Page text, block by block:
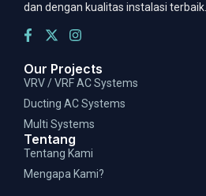
dan dengan kualitas instalasi terbaik.
Our Projects
VRV / VRF AC Systems
Ducting AC Systems
Multi Systems
Tentang
Tentang Kami
Mengapa Kami?